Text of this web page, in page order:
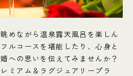
めながら温泉露天風呂を楽しん
ルコースを堪能したり、心身と
への思いを伝えてみませんか？
ミアム＆ラグジュアリープラ